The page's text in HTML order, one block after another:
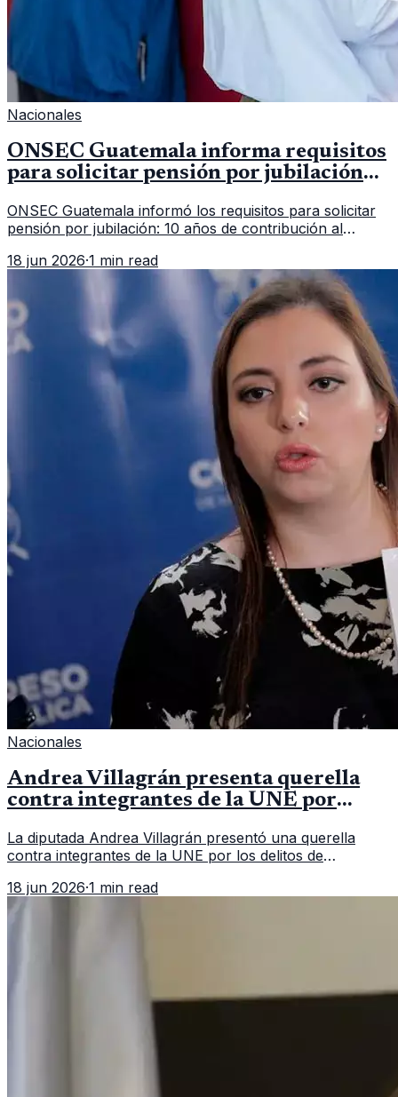
Nacionales
ONSEC Guatemala informa requisitos
para solicitar pensión por jubilación
ONSEC Guatemala informó los requisitos para solicitar
pensión por jubilación: 10 años de contribución al
importar edad.
18 jun 2026·1 min read
Nacionales
Andrea Villagrán presenta querella
contra integrantes de la UNE por
La diputada Andrea Villagrán presentó una querella
contra integrantes de la UNE por los delitos de
18 jun 2026·1 min read